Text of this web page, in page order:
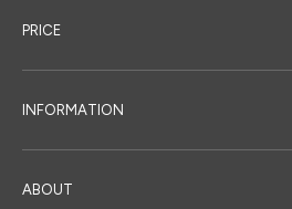
PRICE
INFORMATION
ABOUT